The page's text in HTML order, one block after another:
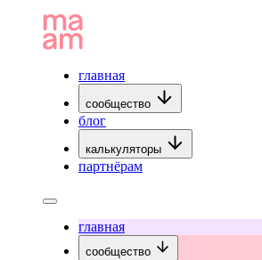
главная
сообщество
блог
калькуляторы
партнёрам
главная
сообщество